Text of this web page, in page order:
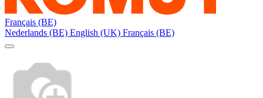
Français (BE)
Nederlands (BE) English (UK) Français (BE)